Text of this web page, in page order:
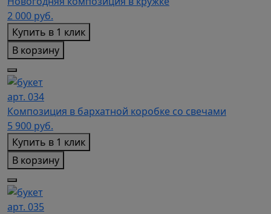
2 000 руб.
Купить в 1 клик
В корзину
арт. 034
Композиция в бархатной коробке со свечами
5 900 руб.
Купить в 1 клик
В корзину
арт. 035